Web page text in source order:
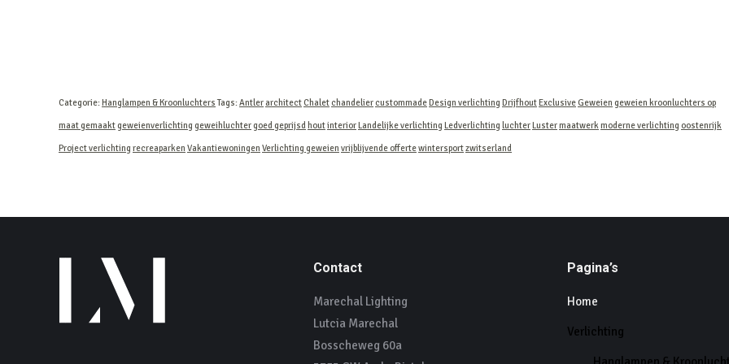
Categorie:Hanglampen & Kroonluchters Tags:Antler architectChalet chandelier custommadeDesign verlichtingDrijfhoutExclusiveGeweien geweien kroonluchters op
maat gemaaktgeweienverlichtinggeweihluchtergoed geprijsd houtinteriorLandelijke verlichtingLedverlichtingluchterLustermaatwerkmoderne verlichting oostenrijk
Project verlichtingrecreaparken Vakantiewoningen Verlichting geweien vrijblijvende offertewintersportzwitserland
Contact
Marechal Lighting
Lutcia Marechal
Bosscheweg 60a
Pagina’s
Home
Verlichting